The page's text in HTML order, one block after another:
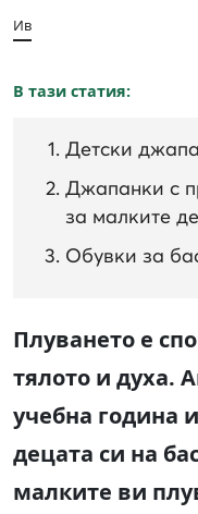
Ив
В тази статия:
Детски
Джапанки с
за малките
Обувки за
Плуването е
тялото и духа.
учебна година
децата си на
малките ви